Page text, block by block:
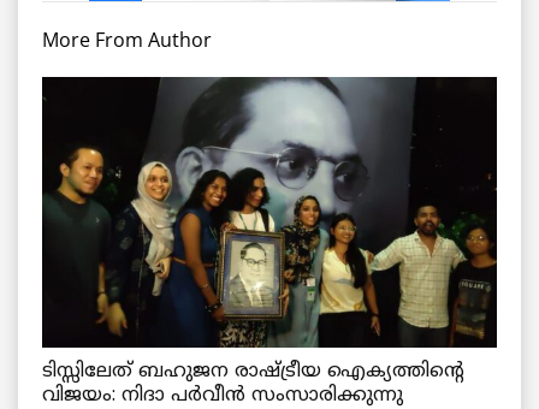
More From Author
ടിസ്സിലേത് ബഹുജന രാഷ്ട്രീയ ഐക്യത്തിന്റെ
വിജയം: നിദാ പർവീൻ സംസാരിക്കുന്നു